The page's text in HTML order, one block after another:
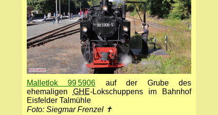
Malletlok 99 5906 auf der Grube des
ehemaligen GHE-Lokschuppens im Bahnhof
Eisfelder Talmühle
Foto: Siegmar Frenzel ✝